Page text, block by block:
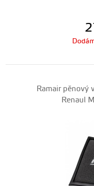
Ramair pěnový
Renaul